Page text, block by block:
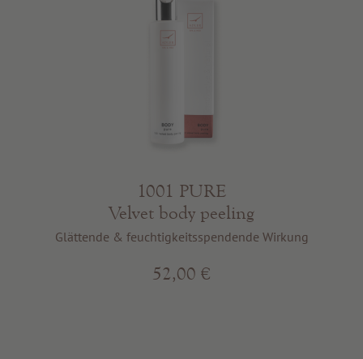
1001 PURE
Velvet body peeling
Glättende & feuchtigkeitsspendende Wirkung
52,00 €